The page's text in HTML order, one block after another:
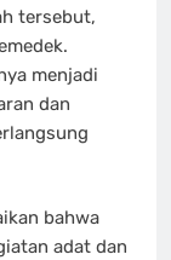
tersebut,
menjadi
dan
bahwa
adat dan